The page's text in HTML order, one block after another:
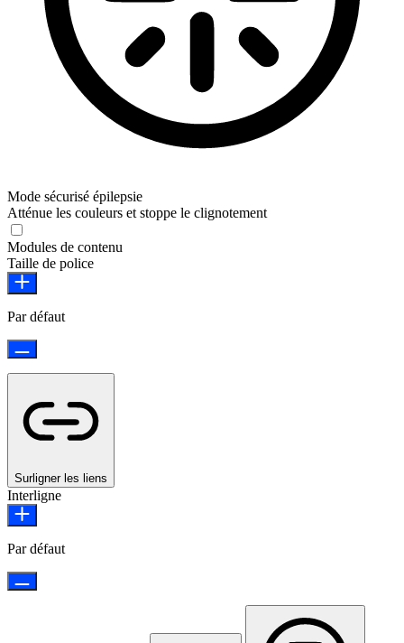
Mode sécurisé épilepsie
Atténue les couleurs et stoppe le clignotement
Modules de contenu
Taille de police
Par défaut
Surligner les liens
Interligne
Par défaut